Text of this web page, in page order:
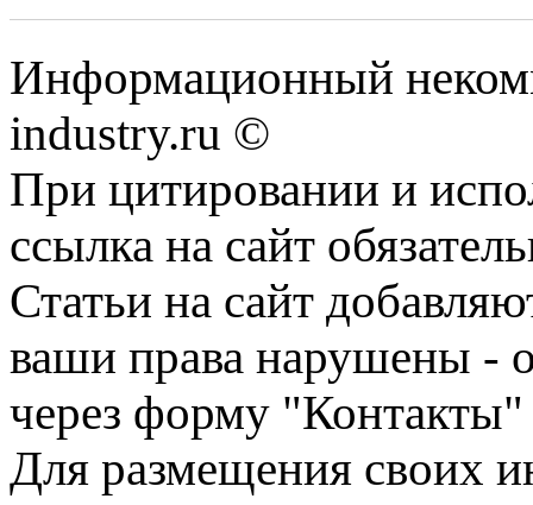
Информационный
industry.ru ©
При цитировании и
ссылка на сайт
Статьи на сайт
ваши права нарушены -
через форму "Контакты"
Для размещения своих